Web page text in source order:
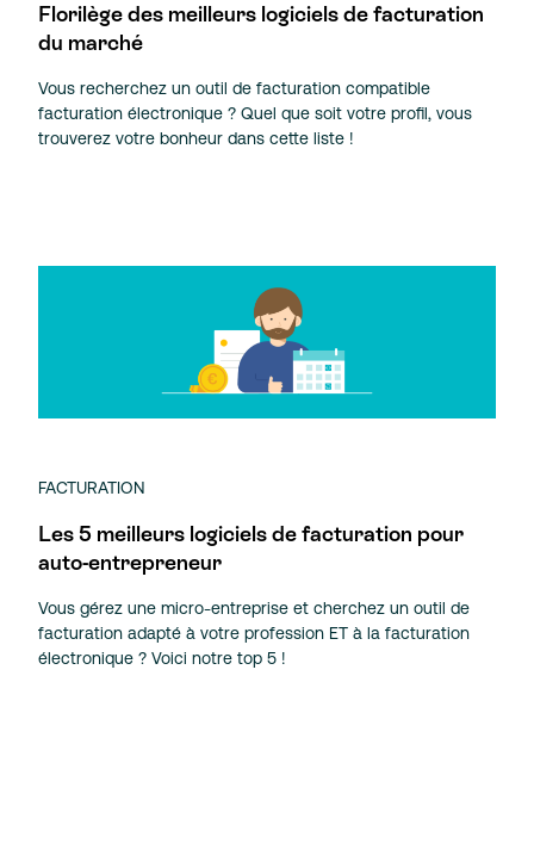
Florilège des meilleurs logiciels de facturation
du marché
Vous recherchez un outil de facturation compatible
facturation électronique ? Quel que soit votre profil, vous
trouverez votre bonheur dans cette liste !
FACTURATION
Les 5 meilleurs logiciels de facturation pour
auto-entrepreneur
Vous gérez une micro-entreprise et cherchez un outil de
facturation adapté à votre profession ET à la facturation
électronique ? Voici notre top 5 !